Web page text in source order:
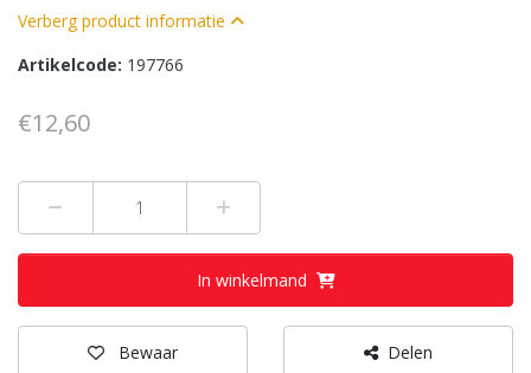
Verberg product informatie
Artikelcode: 197766
€12,60
In winkelmand
Bewaar Delen